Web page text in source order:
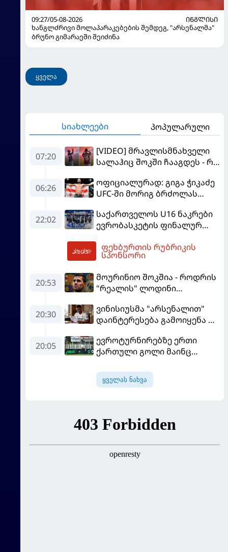
09:27/05-08-2026
ᲘᲜᲒᲚᲘᲡᲘ
ხანგლძრივი მოლაპარაკებების შემდეგ, "არსენალმა"
ბრუნო გიმარაეში შეიძინა
ყველა
სიახლეები პოპულარული
07:20
[VIDEO] მრავლისმნახველი
სალაჰიც შოკში ჩააგდეს - რა
ეგვიპტელი ფეხბურთელის
წარდგენისას
06:26
ოფიციალურად: გიგა ჭიკაძე
UFC-ში მორიგ ბრძოლას
22:02
საქართველოს U16 ნაკრები
ევრობასკეტის ფინალურ
ასპარეზობას იწყებს
ფეხბურთის რუბრიკის
სპონსორი
20:53
მოურინიო შოკშია - როდრის
"რეალის" ლოდინი
"ბარსელონაში" გადადის
20:30
ვინისიუსმა "არსენალით"
დაინტერესება გამოიყენა და
მომგებიანად გააგრძელა
20:05
ევროტურნირებზე ერთი
ქართული გოლი მაინც
ყველას ნახვა